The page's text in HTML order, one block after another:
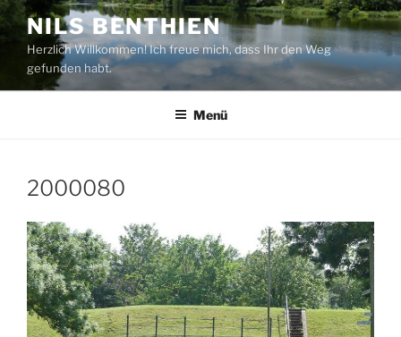
Zum
Inhalt
springen
NILS BENTHIEN
Herzlich Willkommen! Ich freue mich, dass Ihr den Weg
gefunden habt.
Menü
2000080